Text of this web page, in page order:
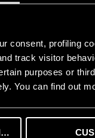
consent, profiling
track visitor
purposes or
You can find out